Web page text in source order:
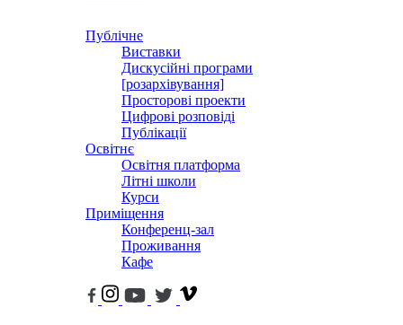
Публічне
Виставки
Дискусійні програми
[розархівування]
Просторові проекти
Цифрові розповіді
Публікації
Освітнє
Освітня платформа
Літні школи
Курси
Приміщення
Конференц-зал
Проживання
Кафе